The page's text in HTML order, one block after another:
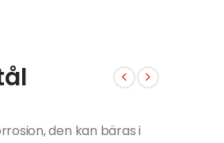
den kan bäras i